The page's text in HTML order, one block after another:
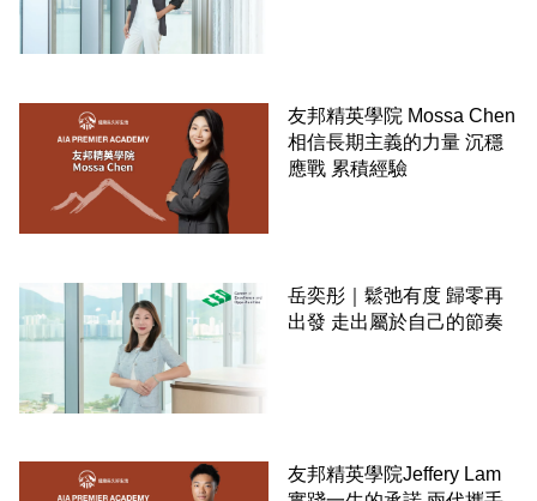
友邦精英學院 Mossa Chen
相信長期主義的力量 沉穩
應戰 累積經驗
岳奕彤｜鬆弛有度 歸零再
出發 走出屬於自己的節奏
友邦精英學院Jeffery Lam